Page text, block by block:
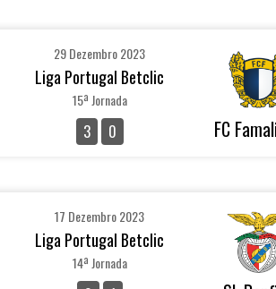
29 Dezembro 2023
Liga Portugal Betclic
15ª Jornada
3 0 FC
17 Dezembro 2023
Liga Portugal Betclic
14ª Jornada